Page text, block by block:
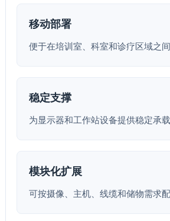
移动部署
便于在培训室、科室和诊疗区域之间
稳定支撑
为显示器和工作站设备提供稳定承载
模块化扩展
可按摄像、主机、线缆和储物需求配